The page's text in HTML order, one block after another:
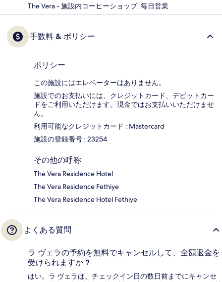
The Vera - 施設内コーヒーショップ. 毎日営業
手数料 & ポリシー
ポリシー
この施設にはエレベーターはありません。
施設でのお支払いには、クレジットカード、デビットカー
ドをご利用いただけます。現金ではお支払いいただけませ
ん。
利用可能なクレジットカード : Mastercard
施設の登録番号 : 23254
その他の呼称
The Vera Residence Hotel
The Vera Residence Fethiye
The Vera Residence Hotel Fethiye
よくある質問
ラ ヴェラの予約を無料でキャンセルして、全額返金を
受けられますか ?
はい。ラ ヴェラは、チェックイン日の数日前までにキャンセ